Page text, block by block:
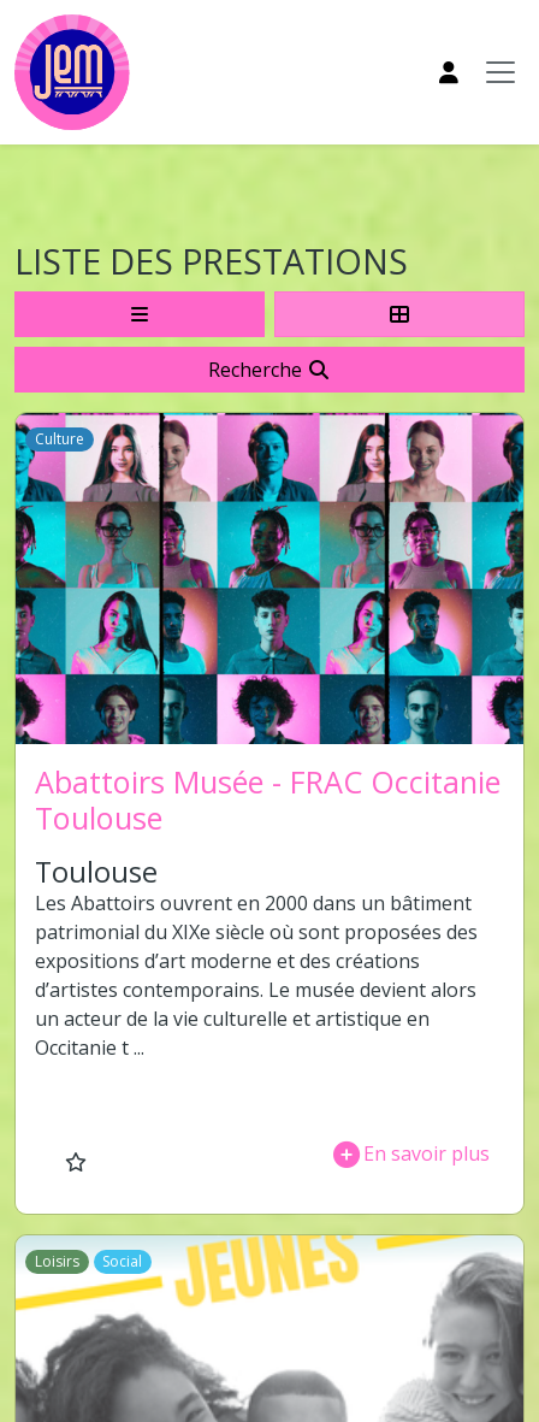
Aller au contenu principal
LISTE DES PRESTATIONS
Recherche
Culture
Abattoirs Musée - FRAC Occitanie
Toulouse
Toulouse
Les Abattoirs ouvrent en 2000 dans un bâtiment
patrimonial du XIXe siècle où sont proposées des
expositions d’art moderne et des créations
d’artistes contemporains. Le musée devient alors
un acteur de la vie culturelle et artistique en
Occitanie t ...
En savoir plus
Loisirs Social